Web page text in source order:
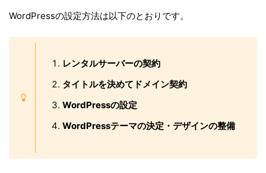
WordPressの設定方法は以下のとおりです。
レンタルサーバーの契約
タイトルを決めてドメイン契約
WordPressの設定
WordPressテーマの決定・デザインの整備